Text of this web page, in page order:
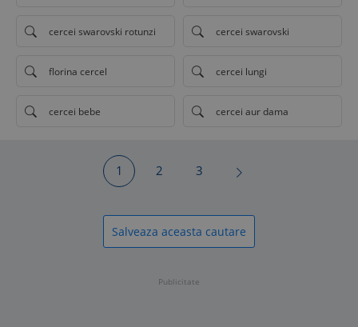
cercei swarovski rotunzi cercei swarovski
florina cercel cercei lungi
cercei bebe cercei aur dama
1 2 3
Salveaza aceasta cautare
Publicitate